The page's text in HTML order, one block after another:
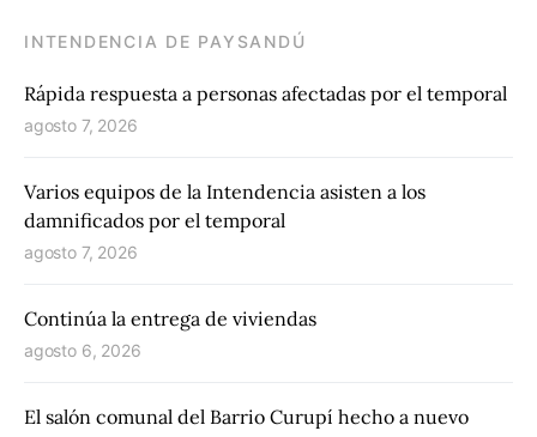
INTENDENCIA DE PAYSANDÚ
Rápida respuesta a personas afectadas por el temporal
agosto 7, 2026
Varios equipos de la Intendencia asisten a los
damnificados por el temporal
agosto 7, 2026
Continúa la entrega de viviendas
agosto 6, 2026
El salón comunal del Barrio Curupí hecho a nuevo